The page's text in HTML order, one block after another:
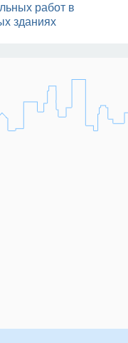
работ в
зданиях